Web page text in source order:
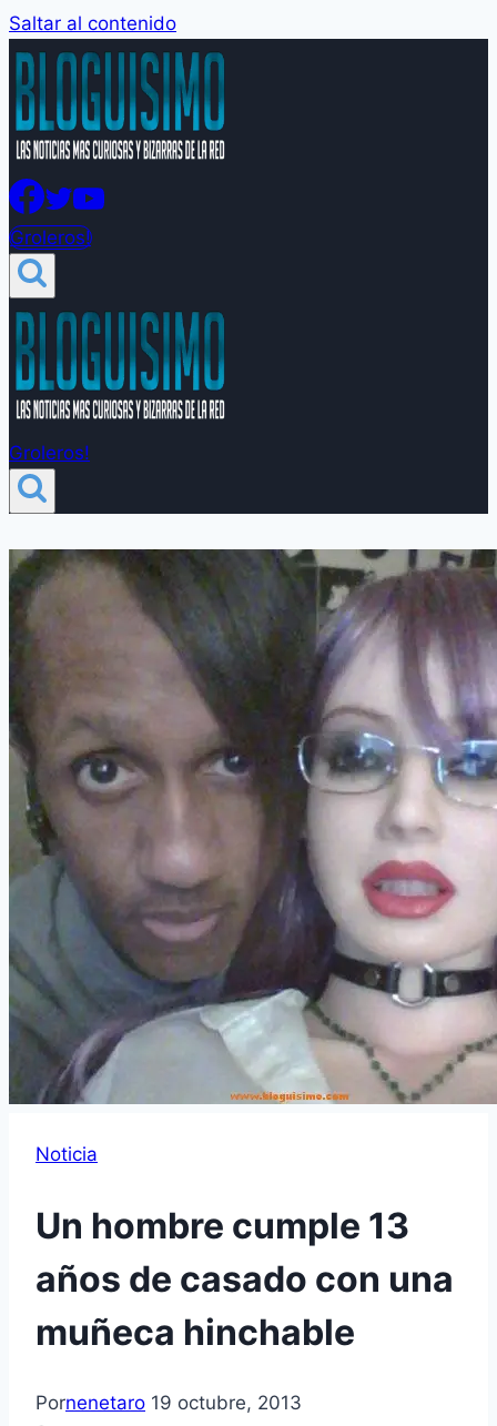
Saltar al contenido
Groleros!
Groleros!
Noticia
Un hombre cumple 13
años de casado con una
muñeca hinchable
Pornenetaro 19 octubre, 2013